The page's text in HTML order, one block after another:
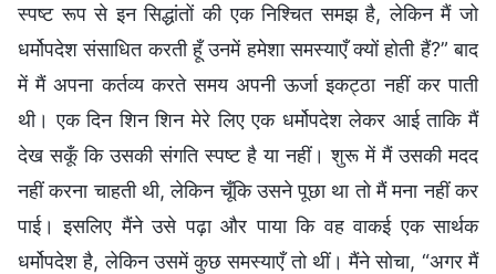
स्पष्ट रूप से इन सिद्धांतों की एक निश्चित समझ है, लेकिन मैं जो
धर्मोपदेश संसाधित करती हूँ उनमें हमेशा समस्याएँ क्यों होती हैं?” बाद
में मैं अपना कर्तव्य करते समय अपनी ऊर्जा इकट्ठा नहीं कर पाती
थी। एक दिन शिन शिन मेरे लिए एक धर्मोपदेश लेकर आई ताकि मैं
देख सकूँ कि उसकी संगति स्पष्ट है या नहीं। शुरू में मैं उसकी मदद
नहीं करना चाहती थी, लेकिन चूँकि उसने पूछा था तो मैं मना नहीं कर
पाई। इसलिए मैंने उसे पढ़ा और पाया कि वह वाकई एक सार्थक
धर्मोपदेश है, लेकिन उसमें कुछ समस्याएँ तो थीं। मैंने सोचा, “अगर मैं